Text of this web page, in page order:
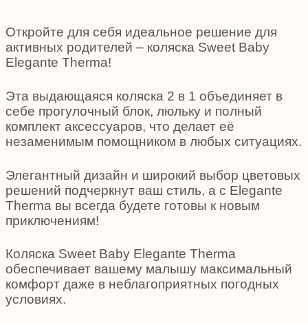
Откройте для себя идеальное решение для
активных родителей – коляска Sweet Baby
Elegante Therma!
Эта выдающаяся коляска 2 в 1 объединяет в
себе прогулочный блок, люльку и полный
комплект аксессуаров, что делает её
незаменимым помощником в любых ситуациях.
Элегантный дизайн и широкий выбор цветовых
решений подчеркнут ваш стиль, а с Elegante
Therma вы всегда будете готовы к новым
приключениям!
Коляска Sweet Baby Elegante Therma
обеспечивает вашему малышу максимальный
комфорт даже в неблагоприятных погодных
условиях.